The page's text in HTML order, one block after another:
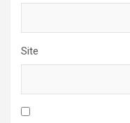
Site